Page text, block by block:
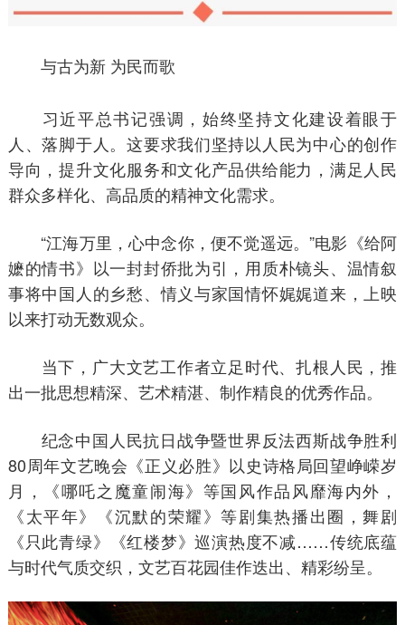
与古为新 为民而歌
习近平总书记强调，始终坚持文化建设着眼于
人、落脚于人。这要求我们坚持以人民为中心的创作
导向，提升文化服务和文化产品供给能力，满足人民
群众多样化、高品质的精神文化需求。
“江海万里，心中念你，便不觉遥远。”电影《给阿
嬷的情书》以一封封侨批为引，用质朴镜头、温情叙
事将中国人的乡愁、情义与家国情怀娓娓道来，上映
以来打动无数观众。
当下，广大文艺工作者立足时代、扎根人民，推
出一批思想精深、艺术精湛、制作精良的优秀作品。
纪念中国人民抗日战争暨世界反法西斯战争胜利
80周年文艺晚会《正义必胜》以史诗格局回望峥嵘岁
月，《哪吒之魔童闹海》等国风作品风靡海内外，
《太平年》《沉默的荣耀》等剧集热播出圈，舞剧
《只此青绿》《红楼梦》巡演热度不减……传统底蕴
与时代气质交织，文艺百花园佳作迭出、精彩纷呈。